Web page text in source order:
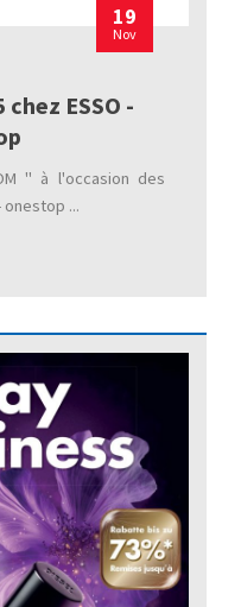
19
Nov
chez ESSO -
" à l'occasion des
onestop ...